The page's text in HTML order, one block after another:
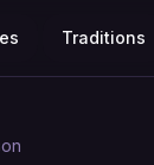
Traditions